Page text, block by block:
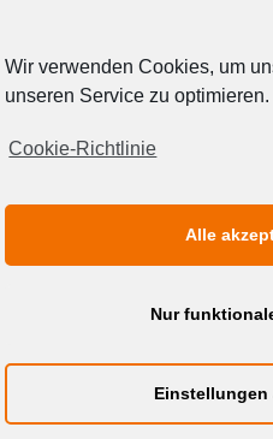
[contact-form-7 404 "Nicht gefunden"]
Wir verwenden Cookies, um
unseren Service zu optimieren.
Cookie-Richtlinie
Alle
Nur
Einstellungen